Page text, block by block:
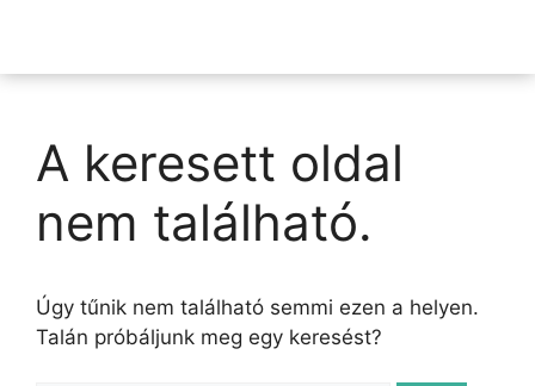
A keresett oldal
nem található.
Úgy tűnik nem található semmi ezen a helyen.
Talán próbáljunk meg egy keresést?